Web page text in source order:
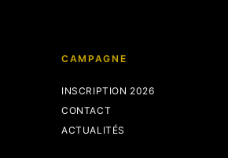
CAMPAGNE
INSCRIPTION 2026
CONTACT
ACTUALITÉS